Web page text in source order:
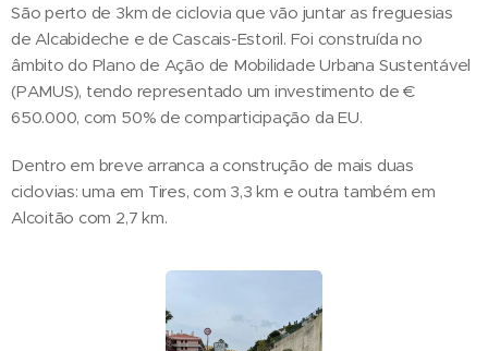
São perto de 3km de ciclovia que vão juntar as freguesias
de Alcabideche e de Cascais-Estoril. Foi construída no
âmbito do Plano de Ação de Mobilidade Urbana Sustentável
(PAMUS), tendo representado um investimento de €
650.000, com 50% de comparticipação da EU.
Dentro em breve arranca a construção de mais duas
ciclovias: uma em Tires, com 3,3 km e outra também em
Alcoitão com 2,7 km.